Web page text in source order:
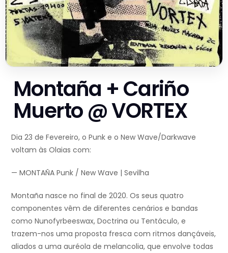
Montaña + Cariño
Muerto @ VORTEX
Dia 23 de Fevereiro, o Punk e o New Wave/Darkwave
voltam às Olaias com:
— MONTAÑA Punk / New Wave | Sevilha
Montaña nasce no final de 2020. Os seus quatro
componentes vêm de diferentes cenários e bandas
como Nunofyrbeeswax, Doctrina ou Tentáculo, e
trazem-nos uma proposta fresca com ritmos dançáveis,
aliados a uma auréola de melancolia, que envolve todas